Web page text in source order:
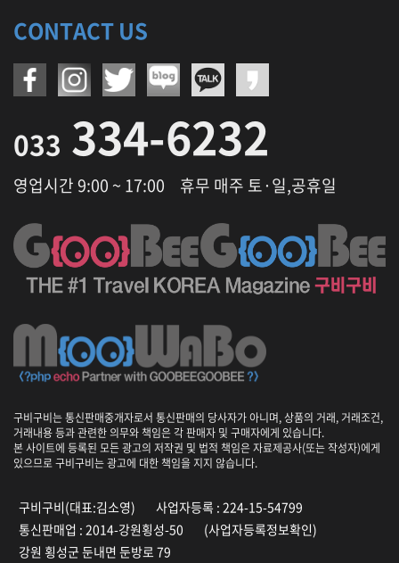
CONTACT US
033 334-6232
영업시간 9:00 ~ 17:00 휴무 매주 토·일,공휴일
구비구비는 통신판매중개자로서 통신판매의 당사자가 아니며, 상품의 거래, 거래조건,
거래내용 등과 관련한 의무와 책임은 각 판매자 및 구매자에게 있습니다.
본 사이트에 등록된 모든 광고의 저작권 및 법적 책임은 자료제공사(또는 작성자)에게
있으므로 구비구비는 광고에 대한 책임을 지지 않습니다.
구비구비(대표:김소영)
사업자등록 : 224-15-54799
통신판매업 : 2014-강원횡성-50
(사업자등록정보확인)
강원 횡성군 둔내면 둔방로 79